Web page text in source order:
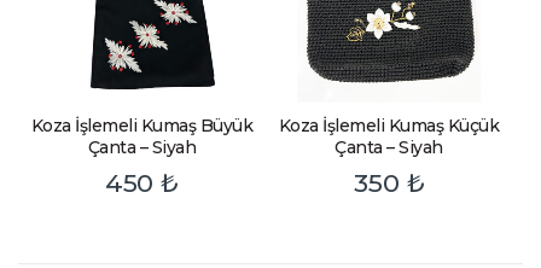
Koza İşlemeli Kumaş Büyük
Çanta – Siyah
450₺
Koza İşlemeli Kumaş Küçük
Çanta – Siyah
350 ₺